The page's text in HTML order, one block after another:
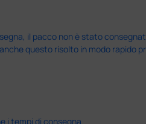
il pacco non è stato
questo risolto in modo rapido
i tempi di consegna